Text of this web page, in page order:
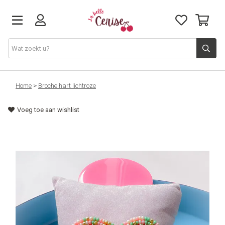
Just arrived
Juwelen & Accessoires
Cadeaubon
Home > Broche hart lichtroze
Voeg toe aan wishlist